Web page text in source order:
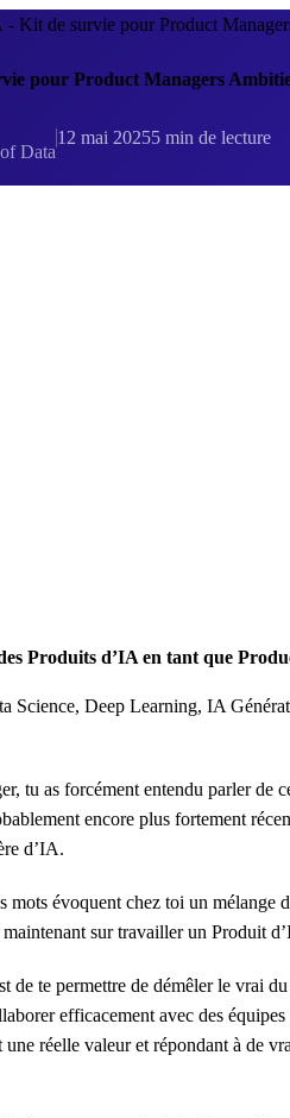
- Kit de survie pour Product
pour Product Managers
Data
12 mai 20255 min de lecture
Produits d’IA en tant que
Science, Deep Learning, IA
tu as forcément entendu parler de
encore plus fortement
d’IA.
mots évoquent chez toi un mélange
sur travailler un Produit
de te permettre de démêler le vrai
efficacement avec des
réelle valeur et répondant à de